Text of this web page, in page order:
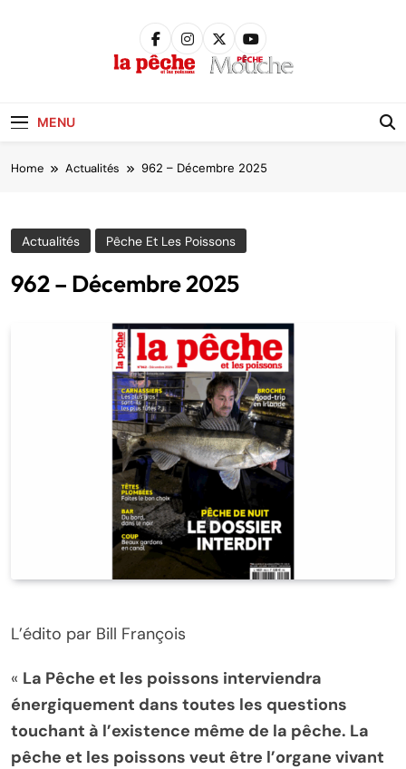
MENU
Home Actualités 962 – Décembre 2025
Actualités Pêche Et Les Poissons
962 – Décembre 2025
L’édito par Bill François
« La Pêche et les poissons interviendra
énergiquement dans toutes les questions
touchant à l’existence même de la pêche. La
pêche et les poissons veut être l’organe vivant